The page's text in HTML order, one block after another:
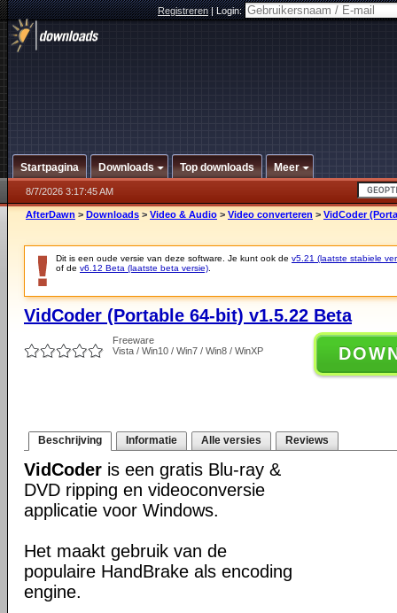
Registreren|Login:
Startpagina Downloads Top downloads Meer
8/7/2026 3:17:45 AM
AfterDawn > Downloads > Video & Audio > Video converteren > VidCoder
Dit is een oude versie van deze software. Je kunt ook de v5.21 (laatste stabiele
of de v6.12 Beta (laatste beta versie)
VidCoder (Portable 64-bit) v1.5.22 Beta
Freeware
Vista / Win10 / Win7 / Win8 / WinXP
Beschrijving Informatie Alle versies Reviews
VidCoder is een gratis Blu-ray &
DVD ripping en videoconversie
applicatie voor Windows.
Het maakt gebruik van de
populaire HandBrake als encoding
engine.